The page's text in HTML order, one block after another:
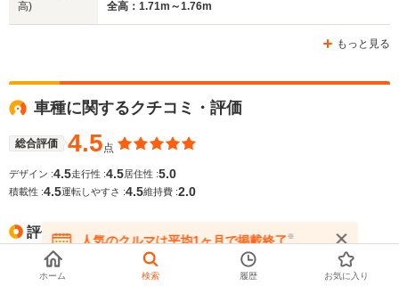
高)
全高：1.71m～1.76m
もっと見る
車種に関するクチコミ・評価
総合評価 4.5点
デザイン :4.5走行性 :4.5居住性 :5.0
積載性 :4.5運転しやすさ :4.5維持費 :2.0
評価の高いレビュー・評判
自分で運転する車の最高位クラスだと思う。
人気のクルマは平均1ヶ月で掲載終了※
在庫が無くなる前にお問い合わせください
ホーム 検索 履歴 お気に入り